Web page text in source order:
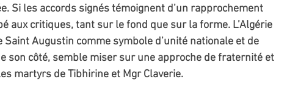
Si les accords signés témoignent d’un rapprochement
aux critiques, tant sur le fond que sur la forme. L’Algérie
Augustin comme symbole d’unité nationale et de
son côté, semble miser sur une approche de fraternité et
martyrs de Tibhirine et Mgr Claverie.